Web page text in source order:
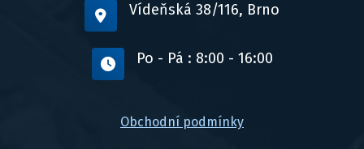
Vídeňská 38/116, Brno
Po - Pá : 8:00 - 16:00
Obchodní podmínky